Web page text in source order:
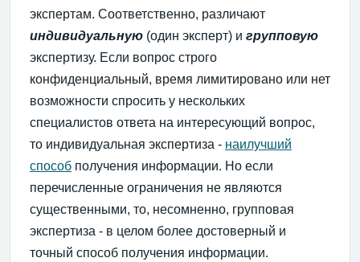
экспертам. Соответственно, различают
индивидуальную (один эксперт) и групповую
экспертизу. Если вопрос строго
конфиденциальный, время лимитировано или нет
возможности спросить у нескольких
специалистов ответа на интересующий вопрос,
то индивидуальная экспертиза - наилучший
способ получения информации. Но если
перечисленные ограничения не являются
существенными, то, несомненно, групповая
экспертиза - в целом более достоверный и
точный способ получения информации.